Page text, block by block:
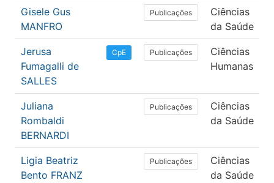
Gisele Gus
MANFRO
Publicações
Ciências
da Saúde
Jerusa
Fumagalli de
SALLES
CpE Publicações
Ciências
Humanas
Juliana
Rombaldi
BERNARDI
Publicações
Ciências
da Saúde
Ligia Beatriz
Bento FRANZ
Publicações
Ciências
da Saúde